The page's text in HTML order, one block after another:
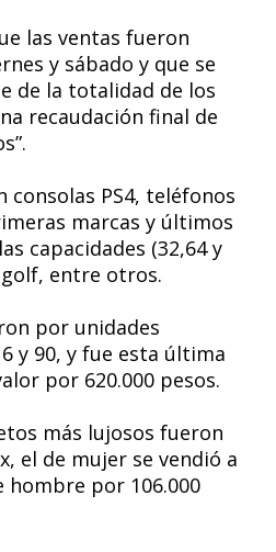
las ventas fueron
y sábado y que se
de la totalidad de los
recaudación final de
consolas PS4, teléfonos
marcas y últimos
capacidades (32,64 y
golf, entre otros.
por unidades
y 90, y fue esta última
por 620.000 pesos.
más lujosos fueron
el de mujer se vendió a
hombre por 106.000